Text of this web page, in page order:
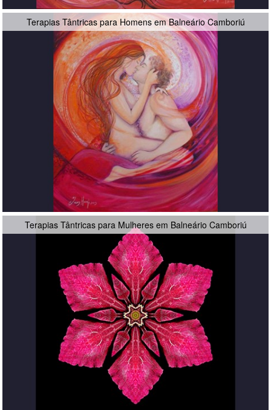
Terapias Tântricas para Homens em Balneário Camboriú
Terapias Tântricas para Mulheres em Balneário Camboriú